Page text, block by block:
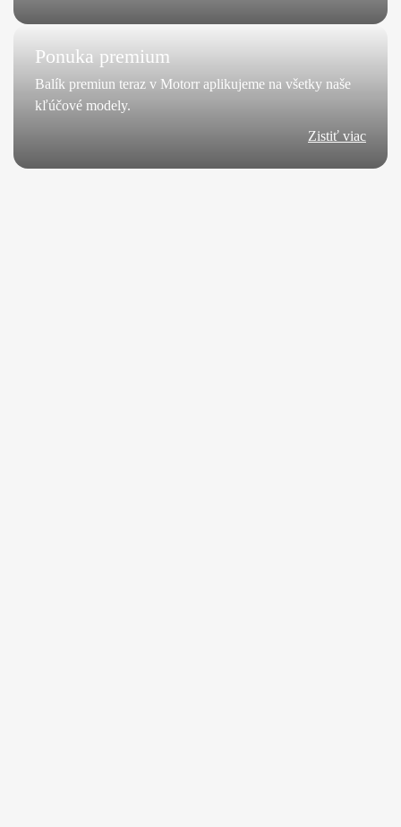
Ponuka premium
Balík premiun teraz v Motorr aplikujeme na všetky naše
kľúčové modely.
Zistiť viac